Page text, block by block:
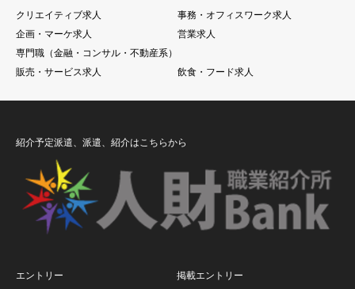
クリエイティブ求人
事務・オフィスワーク求人
企画・マーケ求人
営業求人
専門職（金融・コンサル・不動産系）
販売・サービス求人
飲食・フード求人
紹介予定派遣、派遣、紹介はこちらから
エントリー
掲載エントリー